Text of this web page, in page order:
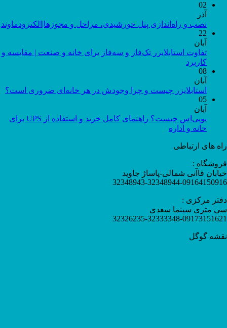
02
آذر
نصب و راه‌اندازی پنل خورشیدی، مراحل و مجوزها|الکترودماوند
22
آبان
تفاوت استابلایزر تک‌فاز و سه‌فاز برای خانه و صنعت | مقایسه و
کاربرد
08
آبان
استابلایزر چیست و چرا وجودش در هر خانه‌ای ضروری است؟
05
آبان
یوپی‌اس چیست؟ راهنمای کامل خرید و استفاده از UPS برای
خانه و اداره
راه های ارتباطی
فروشگاه :
خیابان قاآنی شمالی-پاساژ جاوید
32348943-32348944-09164150916
دفتر مرکزی :
سی متری سینما سعدی
32326235-32333348-09173151621
نقشه گوگل